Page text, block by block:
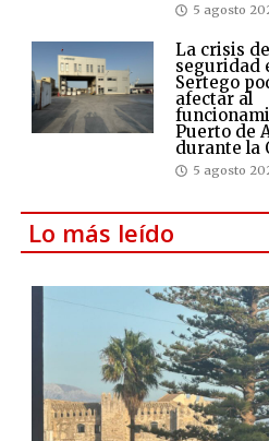
5 agosto
La crisis de
seguridad
Sertego
afectar al
Puerto de
durante la
5 agosto
Lo más leído